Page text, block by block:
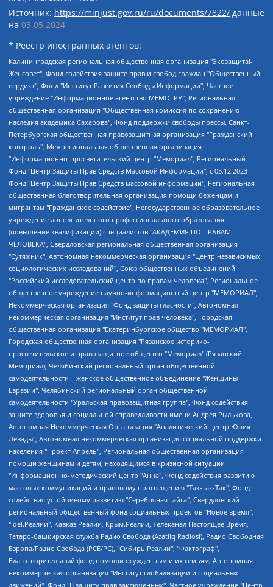
Источник: https://minjust.gov.ru/ru/documents/7822/ данные
на 03.05.2024
* Реестр иностранных агентов:
Калининградская региональная общественная организация "Экозащита!-Женсовет", Фонд содействия защите прав и свобод граждан "Общественный вердикт", Фонд "Институт Развития Свободы Информации", Частное учреждение "Информационное агентство МЕМО. РУ", Региональная общественная организация "Общественная комиссия по сохранению наследия академика Сахарова", Фонд поддержки свободы прессы, Санкт-Петербургская общественная правозащитная организация "Гражданский контроль", Межрегиональная общественная организация "Информационно-просветительский центр "Мемориал", Региональный Фонд "Центр Защиты Прав Средств Массовой Информации", с 05.12.2023 Фонд "Центр Защиты Прав Средств массовой информации", Региональная общественная благотворительная организация помощи беженцам и мигрантам "Гражданское содействие", Негосударственное образовательное учреждение дополнительного профессионального образования (повышение квалификации) специалистов "АКАДЕМИЯ ПО ПРАВАМ ЧЕЛОВЕКА", Свердловская региональная общественная организация "Сутяжник", Автономная некоммерческая организация "Центр независимых социологических исследований", Союз общественных объединений "Российский исследовательский центр по правам человека", Региональное общественное учреждение научно-информационный центр "МЕМОРИАЛ", Некоммерческая организация "Фонд защиты гласности", Автономная некоммерческая организация "Институт прав человека", Городская общественная организация "Екатеринбургское общество "МЕМОРИАЛ", Городская общественная организация "Рязанское историко-просветительское и правозащитное общество "Мемориал" (Рязанский Мемориал), Челябинский региональный орган общественной самодеятельности – женское общественное объединение "Женщины Евразии", Челябинский региональный орган общественной самодеятельности "Уральская правозащитная группа", Фонд содействия защите здоровья и социальной справедливости имени Андрея Рылькова, Автономная Некоммерческая Организация "Аналитический Центр Юрия Левады", Автономная некоммерческая организация социальной поддержки населения "Проект Апрель", Региональная общественная организация помощи женщинам и детям, находящимся в кризисной ситуации "Информационно-методический центр "Анна", Фонд содействия развитию массовых коммуникаций и правовому просвещению "Так-так-Так", Фонд содействия устойчивому развитию "Серебряная тайга", Свердловский региональный общественный фонд социальных проектов "Новое время", "Idel.Реалии", Кавказ.Реалии, Крым.Реалии, Телеканал Настоящее Время, Татаро-башкирская служба Радио Свобода (Azatliq Radiosi), Радио Свободная Европа/Радио Свобода (PCE/PC), "Сибирь.Реалии", "Фактограф", Благотворительный фонд помощи осужденным и их семьям, Автономная некоммерческая организация "Институт глобализации и социальных движений", Фонд "В защиту прав заключенных", Частное учреждение "Центр поддержки и содействия развитию средств массовой информации", Пензенский региональный общественный благотворительный фонд "Гражданский союз", "Север.Реалии", Некоммерческая организация Фонд "Правовая инициатива", Общество с ограниченной ответственностью "Радио Свободная Европа/Радио Свобода", Чешское информационное агентство "MEDIUM-ORIENT", Красноярская региональная общественная организация "Мы против СПИДа", Камалягин Денис Николаевич, Маркелов Сергей Евгеньевич, Пономарев Лев Александрович, Савицкая Людмила Алексеевна, Автономная некоммерческая организация "Центр по работе с проблемой насилия "НАСИЛИЮ.НЕТ", Межрегиональный профессиональный союз работников здравоохранения "Альянс врачей", Юридическое лицо, зарегистрированное в Латвийской Республике, SIA "Medusa Project" (регистрационный номер 40103797863, дата регистрации 10.06.2014), Некоммерческая организация "Фонд по борьбе с коррупцией", Автономная некоммерческая организация "Институт права и публичной политики", Баданин Роман Сергеевич, Гликин Максим Александрович, Железнова Мария Михайловна, Лукьянова Юлия Сергеевна, Маетная Елизавета Витальевна, Маняхин Петр Борисович, Чуракова Ольга Владимировна, Ярош Юлия Петровна, Юридическое лицо "The Insider SIA", зарегистрированное в Риге, Латвийская Республика (дата регистрации 26.06.2015), являющееся администратором доменного имени интернет-издания "The Insider SIA", https://theins.ru, Постернак Алексей Евгеньевич, Рубин Михаил Аркадьевич, Анин Роман Александрович, Юридическое лицо Istories fonds, зарегистрированное в Латвийской Республике (регистрационный номер 50008295751, дата регистрации 24.02.2020), Великовский Дмитрий Александрович, Долинина Ирина Николаевна, Мароховская Алеся Алексеевна, Шлейнов Роман Юрьевич, Шмагун Олеся Валентиновна, Общество с ограниченной ответственностью "Альтаир 2021", Общество с ограниченной ответственностью "Вега 2021", Общество с ограниченной ответственностью "Главный редактор 2021", Общество с ограниченной ответственностью "Ромашки монолит", Важенков Артем Валерьевич, Ивановская областная общественная организация "Центр гендерных исследований", Гурман Юрий Альбертович, Медиапроект "ОВД-Инфо", Егоров Владимир Владимирович, Жилинский Владимир Александрович, Общество с ограниченной ответственностью "ЗП", Иванова София Юрьевна, Карезина Инна Павловна, Кильтау Екатерина Викторовна, Петров Алексей Викторович, Пискунов Сергей Евгеньевич, Смирнов Сергей Сергеевич, Тихонов Михаил Сергеевич, Общество с ограниченной ответственностью "ЖУРНАЛИСТ-ИНОСТРАННЫЙ АГЕНТ", Арапова Галина Юрьевна, Вольтская Татьяна Анатольевна, Американская компания "Mason G.E.S. Anonymous Foundation" (США), являющаяся владельцем интернет-издания https://mnews.world/, Компания "Stichting Bellingcat", зарегистрированная в Нидерландах (дата регистрации 11.07.2018), Захаров Андрей Вячеславович, Клепиковская Екатерина Дмитриевна, Общество с ограниченной ответственностью "МЕМО", Перл Роман Александрович, Симонов Евгений Алексеевич, Соловьева Елена Анатольевна, Сотников Даниил Владимирович, Сурначева Елизавета Дмитриевна, Автономная некоммерческая организация по защите прав человека и информированию населения "Якутия – Наше Мнение", Общество с ограниченной ответственностью "Москоу диджитал медиа", с 26.01.2023 Общество с ограниченной ответственностью "Чайка Белые сады", Ветошкина Валерия Валерьевна, Заговора Максим Александрович, Межрегиональное общественное движение "Российская ЛГБТ - сеть", Оленичев Максим Владимирович, Павлов Иван Юрьевич, Скворцова Елена Сергеевна, Общество с ограниченной ответственностью "Как бы инагент", Кочетков Игорь Викторович, Общество с ограниченной ответственностью "Честные выборы", Еланчик Олег Александрович, Общество с ограниченной ответственностью "Нобелевский призыв", Гималова Регина Эмилевна, Григорьев Андрей Валерьевич, Григорьева Алина Александровна, Ассоциация по содействию защите прав призывников, альтернативнослужащих и военнослужащих "Правозащитная группа "Гражданин.Армия.Право", Хисамова Регина Фаритовна, Автономная некоммерческая организация по реализации социально-правовых программ "Лилит", Дальневосточное общественное движение "Маяк", Санкт-Петербургская ЛГБТ-инициативная группа "Выход", Инициативная группа ЛГБТ+ "Реверс", Алексеев Андрей Викторович, Бекбулатова Таисия Львовна, Беляев Иван Михайлович, Владыкина Елена Сергеевна, Гельман Марат Александрович, Никульшина Вероника Юрьевна, Толоконникова Надежда Андреевна, Шендерович Виктор Анатольевич, Общество с ограниченной ответственностью "Данное сообщение", Общество с ограниченной ответственностью Издательский дом "Новая глава", Айнбиндер Александра Александровна, Московский комьюнити-центр для ЛГБТ+инициатив, Благотворительный фонд развития филантропии, Deutsche Welle (Германия, Kurt-Schumacher-Strasse 3, 53113 Bonn), Борзунова Мария Михайловна, Воробьев Виктор Викторович, Голубева Анна Львовна, Константинова Алла Михайловна, Малкова Ирина Владимировна, Мурадов Мурад Абдулгалимович, Осетинская Елизавета Николаевна, Понасенков Евгений Николаевич, Ганапольский Матвей Юрьевич, Киселев Евгений Алексеевич, Борухович Ирина Григорьевна, Дремин Иван Тимофеевич, Дубровский Дмитрий Викторович, Красноярская региональная общественная организация поддержки и развития альтернативных образовательных технологий и межкультурных коммуникаций "ИНТЕРРА", Маяковская Екатерина Алексеевна, Фейгин Марк Захарович, Филимонов Андрей Викторович, Дзугкоева Регина Николаевна, Доброхотов Роман Александрович, Дудь Юрий Александрович, Елкин Сергей Владимирович, Кругликов Кирилл Игоревич, Сабунаева Мария Леонидовна, Семенов Алексей Владимирович, Шаинян Карен Багратович, Шульман Екатерина Михайловна, Асафьев Артур Валерьевич, Вахштайн Виктор Семенович, Венедиктов Алексей Алексеевич, Лушникова Екатерина Евгеньевна, Волков Леонид Михайлович, Невзоров Александр Глебович, Пархоменко Сергей Борисович, Сироткин Ярослав Николаевич, Кара-Мурза Владимир Владимирович, Баранова Наталья Владимировна, Гозман Леонид Яковлевич, Кагарлицкий Борис Юльевич, Климарев Михаил Валерьевич, Милов Владимир Станиславович, Автономная некоммерческая организация Краснодарский центр современного искусства "Типография", Моргенштерн Алишер Тагирович, Соболь Любовь Эдуардовна, Общество с ограниченной ответственностью "ЛИЗА НОРМ", Каспаров Гарри Кимович, Ходорковский Михаил Борисович, Общество с ограниченной ответственностью "Апрельские тезисы", Данилович Ирина Брониславовна, Кашин Олег Владимирович, Петров Николай Владимирович, Пивоваров Алексей Владимирович, Соколов Михаил Владимирович, Цветкова Юлия Владимировна, Чичваркин Евгений Александрович, Комитет против пыток/Команда против пыток, Общество с ограниченной ответственностью "Первый научный", Общество с ограниченной ответственностью "Вертолет и ко", Белоцерковская Вероника Борисовна, Кац Максим Евгеньевич, Лазарева Татьяна Юрьевна, Шаведдинов Руслан Табризович, Яшин Илья Валерьевич, Общество с ограниченной ответственностью "Иноагент ААВ", Алешковский Дмитрий Петрович, Альбац Евгения Марковна, Быков Дмитрий Львович, Галямина Юлия Евгеньевна, Лойко Сергей Леонидович, Мартынов Кирилл Константинович, Медведев Сергей Александрович, Крашенинников Федор Геннадиевич, Гордеева Катерина Вл